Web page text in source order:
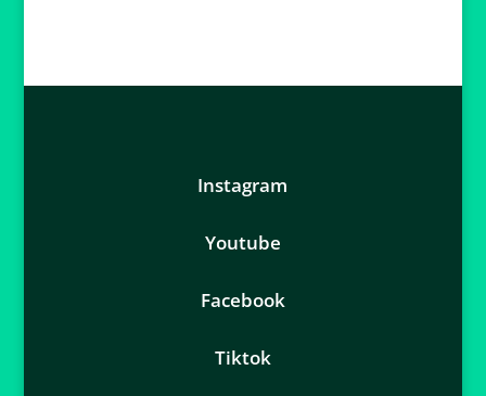
Instagram
Youtube
Facebook
Tiktok